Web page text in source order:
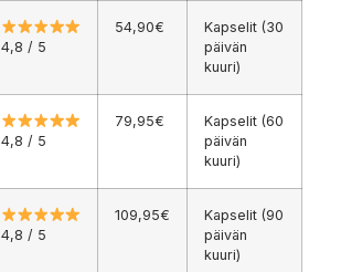
4,8 / 5
54,90€
Kapselit (30
päivän
kuuri)
4,8 / 5
79,95€
Kapselit (60
päivän
kuuri)
4,8 / 5
109,95€
Kapselit (90
päivän
kuuri)